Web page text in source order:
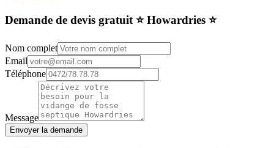
Demande de devis gratuit ⭐️ Howardries ⭐️
Nom complet
Email
Téléphone
Message
Envoyer la demande